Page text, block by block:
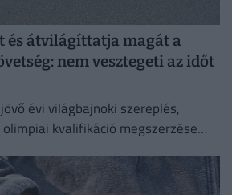
és átvilágíttatja magát a
nem vesztegeti az időt
évi világbajnoki szereplés,
kvalifikáció megszerzése